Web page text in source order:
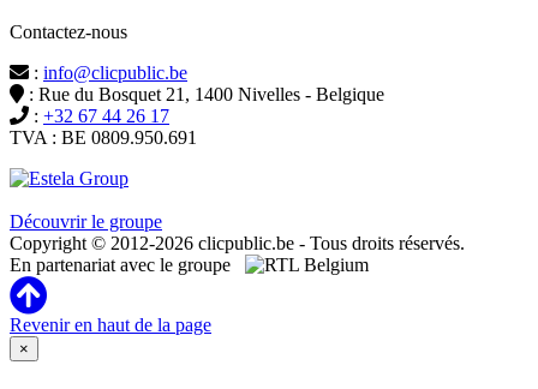
Contactez-nous
: info@clicpublic.be
: Rue du Bosquet 21, 1400 Nivelles - Belgique
: +32 67 44 26 17
TVA : BE 0809.950.691
Découvrir le groupe
Copyright © 2012-2026 clicpublic.be - Tous droits réservés.
En partenariat avec le groupe
Revenir en haut de la page
×